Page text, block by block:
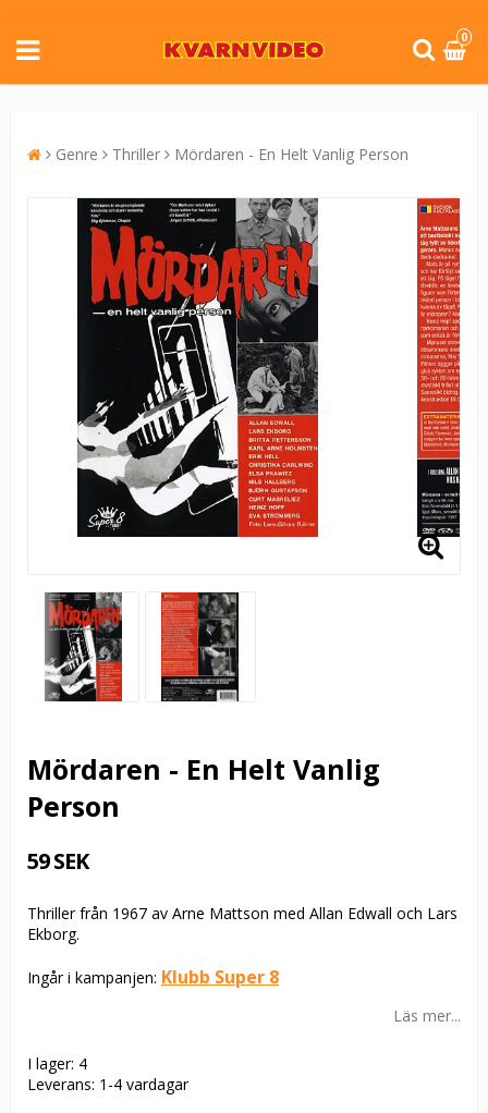
0
Genre Thriller Mördaren - En Helt Vanlig Person
Mördaren - En Helt Vanlig
Person
59 SEK
Thriller från 1967 av Arne Mattson med Allan Edwall och Lars
Ekborg.
Ingår i kampanjen: Klubb Super 8
Läs mer...
I lager: 4
Leverans: 1-4 vardagar